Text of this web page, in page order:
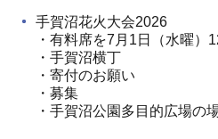
手賀沼花火大会2026
・有料席を7月1日（水曜）
・手賀沼横丁
・寄付のお願い
・募集
・手賀沼公園多目的広場の